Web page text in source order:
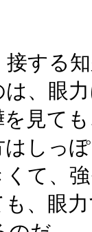
する
は、眼
見て
しっ
て、
、眼